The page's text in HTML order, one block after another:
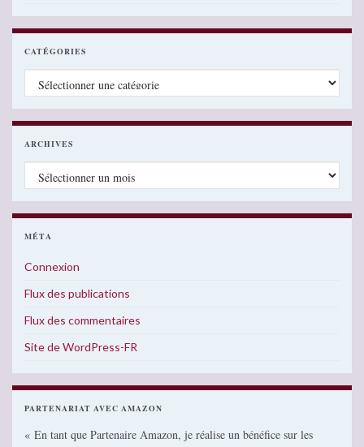
CATÉGORIES
Catégories
ARCHIVES
Archives
MÉTA
Connexion
Flux des publications
Flux des commentaires
Site de WordPress-FR
PARTENARIAT AVEC AMAZON
« En tant que Partenaire Amazon, je réalise un bénéfice sur les